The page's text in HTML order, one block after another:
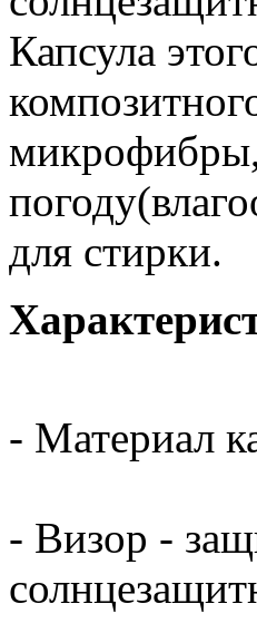
Капсула
для стирки.
- Материал
- Визор -